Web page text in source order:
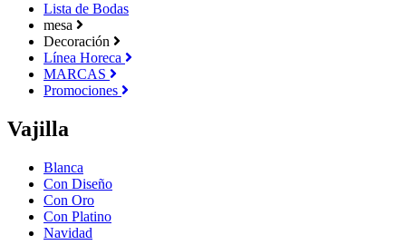
Lista de Bodas
mesa
Decoración
Línea Horeca
MARCAS
Promociones
Vajilla
Blanca
Con Diseño
Con Oro
Con Platino
Navidad